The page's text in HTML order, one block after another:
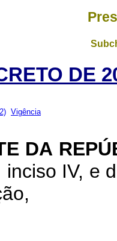
DE
Vigência
DA
IV, e